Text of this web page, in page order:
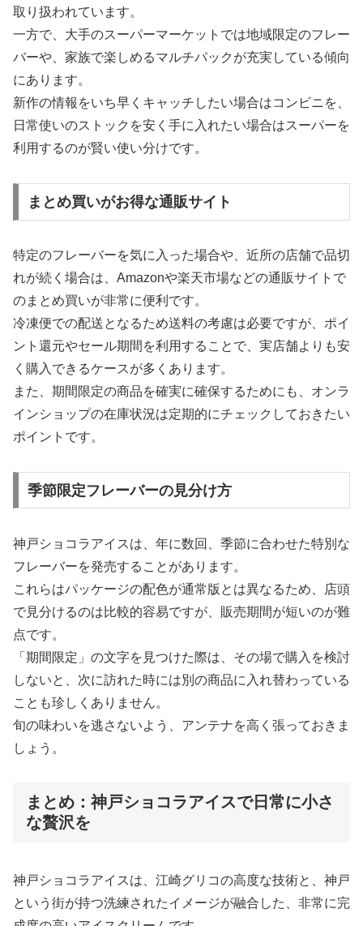
取り扱われています。
一方で、大手のスーパーマーケットでは地域限定のフレー
バーや、家族で楽しめるマルチパックが充実している傾向
にあります。
新作の情報をいち早くキャッチしたい場合はコンビニを、
日常使いのストックを安く手に入れたい場合はスーパーを
利用するのが賢い使い分けです。
まとめ買いがお得な通販サイト
特定のフレーバーを気に入った場合や、近所の店舗で品切
れが続く場合は、Amazonや楽天市場などの通販サイトで
のまとめ買いが非常に便利です。
冷凍便での配送となるため送料の考慮は必要ですが、ポイ
ント還元やセール期間を利用することで、実店舗よりも安
く購入できるケースが多くあります。
また、期間限定の商品を確実に確保するためにも、オンラ
インショップの在庫状況は定期的にチェックしておきたい
ポイントです。
季節限定フレーバーの見分け方
神戸ショコラアイスは、年に数回、季節に合わせた特別な
フレーバーを発売することがあります。
これらはパッケージの配色が通常版とは異なるため、店頭
で見分けるのは比較的容易ですが、販売期間が短いのが難
点です。
「期間限定」の文字を見つけた際は、その場で購入を検討
しないと、次に訪れた時には別の商品に入れ替わっている
ことも珍しくありません。
旬の味わいを逃さないよう、アンテナを高く張っておきま
しょう。
まとめ：神戸ショコラアイスで日常に小さ
な贅沢を
神戸ショコラアイスは、江崎グリコの高度な技術と、神戸
という街が持つ洗練されたイメージが融合した、非常に完